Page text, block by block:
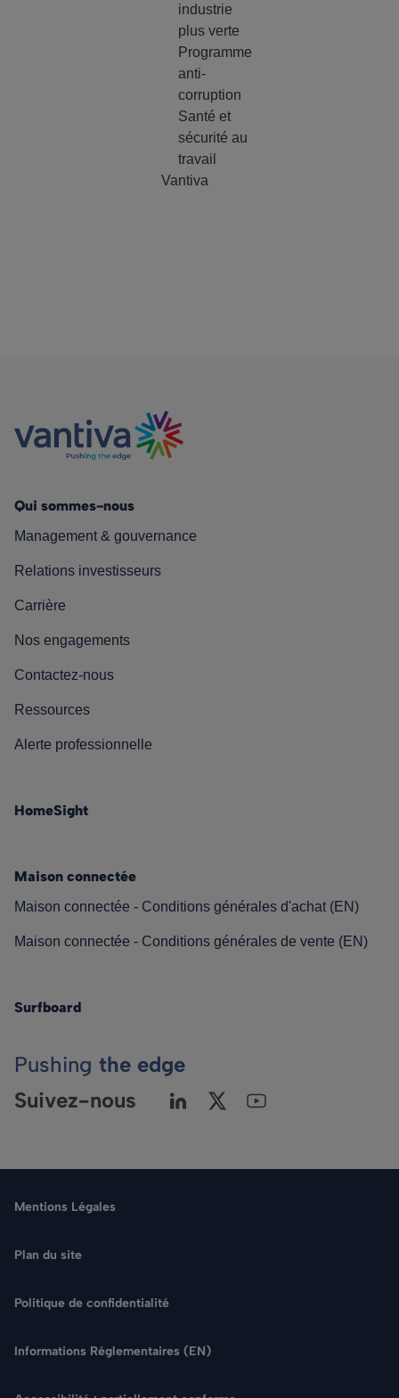
Rechercher
industrie
plus verte
Programme
anti-
corruption
Santé et
sécurité au
travail
Vantiva
Qui sommes-nous
Management & gouvernance
Relations investisseurs
Carrière
Nos engagements
Contactez-nous
Ressources
Alerte professionnelle
HomeSight
Maison connectée
Maison connectée - Conditions générales d'achat (EN)
Maison connectée - Conditions générales de vente (EN)
Surfboard
Pushing the edge
Suivez-nous
Mentions Légales
Plan du site
Politique de confidentialité
Informations Réglementaires (EN)